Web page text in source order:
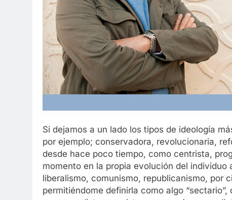
Si dejamos a un lado los tipos de ideología
por ejemplo; conservadora, revolucionaria,
desde hace poco tiempo, como centrista,
momento en la propia evolución del
liberalismo, comunismo, republicanismo, por
permitiéndome definirla como algo